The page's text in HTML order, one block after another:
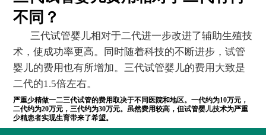
不同？
三代试管婴儿相对于二代进一步改进了辅助生殖技
术，使成功率更高。同时随着科技的不断进步，试管
婴儿的费用也有所增加。三代试管婴儿的费用大致是
二代的1.5倍左右。
严重少精做一二三代试管的费用取决于不同医院和地区。一代约为10万元，
二代约为20万元，三代约为30万元。虽然费用较高，但试管婴儿技术为严重
少精患者实现生育带来了希望。